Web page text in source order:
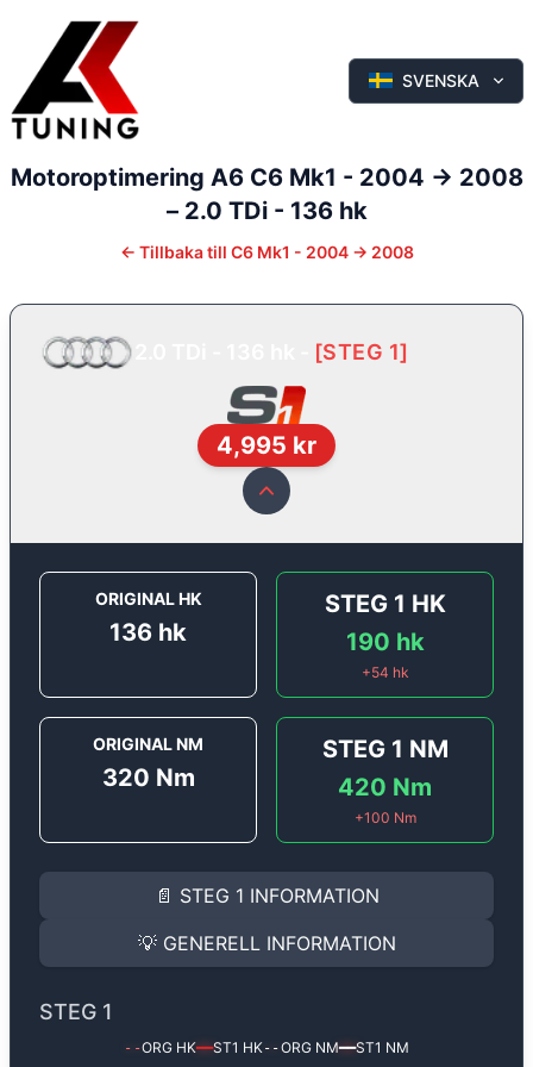
SVENSKA
Motoroptimering A6 C6 Mk1 - 2004 -> 2008
– 2.0 TDi - 136 hk
← Tillbaka till C6 Mk1 - 2004 -> 2008
[STEG 1]
4,995 kr
ORIGINAL HK
136 hk
STEG 1 HK
190 hk
+54 hk
ORIGINAL NM
320 Nm
STEG 1 NM
420 Nm
+100 Nm
📄 STEG 1 INFORMATION
INFORMATION
Steg 1
Audi A6 2.0 TDi - 136 hk.
Effekten ökar från136 hktill190 hkoch
(+54 hk & +100 Nm).
Ger mer effekt, högre vridmoment, lägre
Steg 1 mjukvara justerar vi ett antal
💡 GENERELL INFORMATION
✅ All mjukvara är skräddarsydd för din bil
✅ Felsökning inann samt efter optimering
STEG 1
--ORG HK━━ST1 HK--ORG NM━━ST1 NM